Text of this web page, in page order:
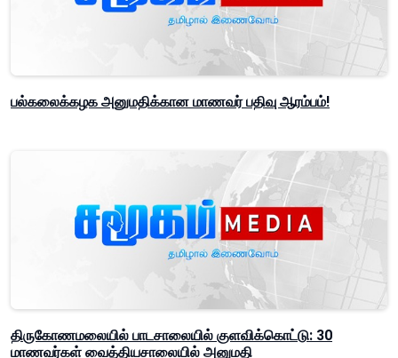
பல்கலைக்கழக அனுமதிக்கான மாணவர் பதிவு ஆரம்பம்!
திருகோணமலையில் பாடசாலையில் குளவிக்கொட்டு: 30
மாணவர்கள் வைத்தியசாலையில் அனுமதி